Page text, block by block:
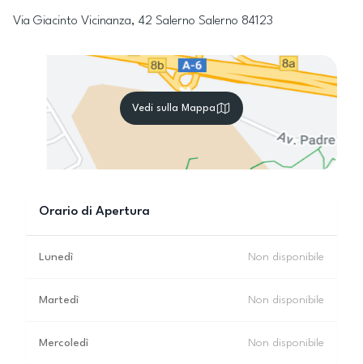
Via Giacinto Vicinanza, 42 Salerno Salerno 84123
Vedi sulla Mappa
Orario di Apertura
Lunedì Non disponibile
Martedì Non disponibile
Mercoledì Non disponibile